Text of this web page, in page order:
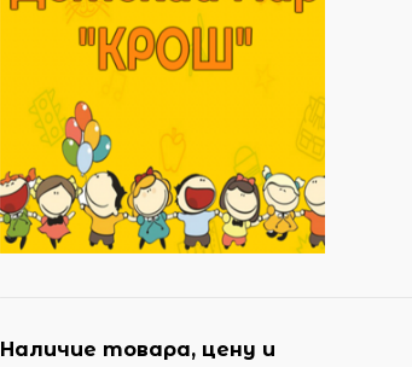
Наличие товара, цену и